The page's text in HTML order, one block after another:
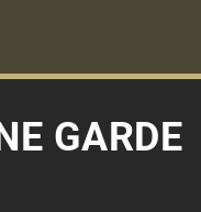
GARDE